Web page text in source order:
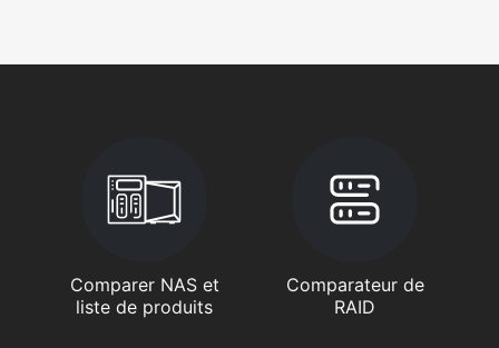
Comparer NAS et
liste de produits
Comparateur de
RAID